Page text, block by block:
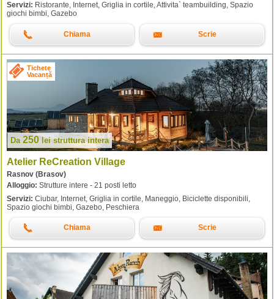
Servizi: Ristorante, Internet, Griglia in cortile, Attivita` teambuilding, Spazio
giochi bimbi, Gazebo
Chiama Scrie
Tichete
Vacanță
Da 250 leistruttura intera
Atelier ReCreation Village
Rasnov (Brasov)
Alloggio: Strutture intere - 21 posti letto
Servizi: Ciubar, Internet, Griglia in cortile, Maneggio, Biciclette disponibili,
Spazio giochi bimbi, Gazebo, Peschiera
Chiama Scrie